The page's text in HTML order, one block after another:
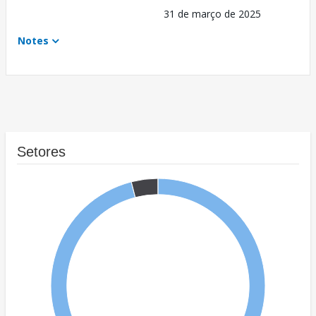
31 de março de 2025
Notes
Setores